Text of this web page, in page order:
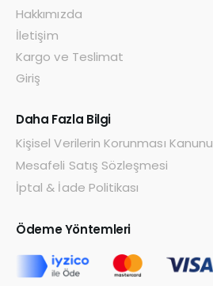
Hakkımızda
İletişim
Kargo ve Teslimat
Giriş
Daha Fazla Bilgi
Kişisel Verilerin Korunması Kanunu
Mesafeli Satış Sözleşmesi
İptal & İade Politikası
Ödeme Yöntemleri